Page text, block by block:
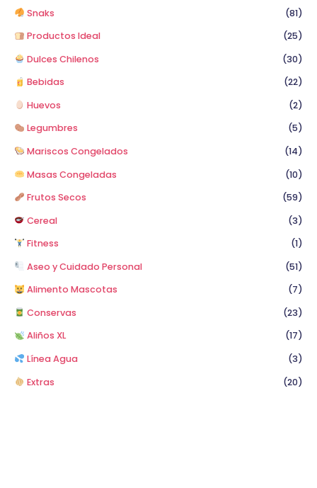
Snaks
(81)
Productos Ideal
(25)
Dulces Chilenos
(30)
Bebidas
(22)
Huevos
(2)
Legumbres
(5)
Mariscos Congelados
(14)
Masas Congeladas
(10)
Frutos Secos
(59)
Cereal
(3)
Fitness
(1)
Aseo y Cuidado Personal
(51)
Alimento Mascotas
(7)
Conservas
(23)
Aliños XL
(17)
Línea Agua
(3)
Extras
(20)